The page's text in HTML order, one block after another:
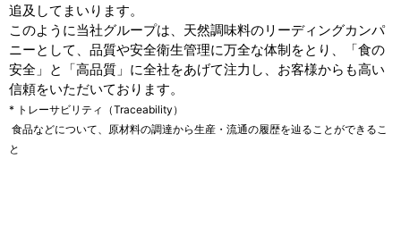
追及してまいります。
このように当社グループは、天然調味料のリーディングカンパ
ニーとして、品質や安全衛生管理に万全な体制をとり、「食の
安全」と「高品質」に全社をあげて注力し、お客様からも高い
信頼をいただいております。
* トレーサビリティ（Traceability）
食品などについて、原材料の調達から生産・流通の履歴を辿ることができるこ
と